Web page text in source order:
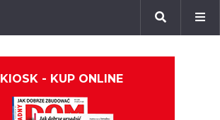
KIOSK - KUP ONLINE